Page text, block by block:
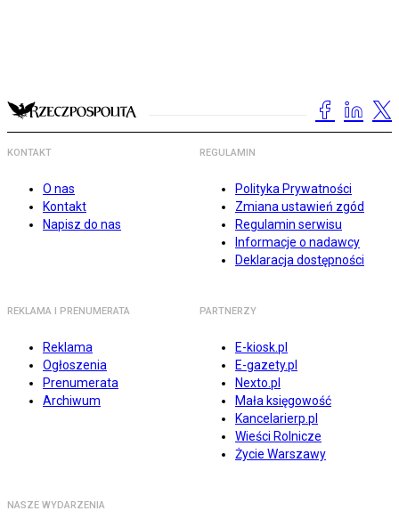
KONTAKT
O nas
Kontakt
Napisz do nas
REGULAMIN
Polityka Prywatności
Zmiana ustawień zgód
Regulamin serwisu
Informacje o nadawcy
Deklaracja dostępności
REKLAMA I PRENUMERATA
Reklama
Ogłoszenia
Prenumerata
Archiwum
PARTNERZY
E-kiosk.pl
E-gazety.pl
Nexto.pl
Mała księgowość
Kancelarierp.pl
Wieści Rolnicze
Życie Warszawy
NASZE WYDARZENIA